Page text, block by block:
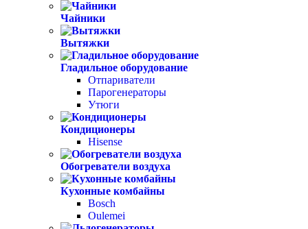
Чайники
Вытяжки
Гладильное оборудование
Отпариватели
Парогенераторы
Утюги
Кондиционеры
Hisense
Обогреватели воздуха
Кухонные комбайны
Bosch
Oulemei